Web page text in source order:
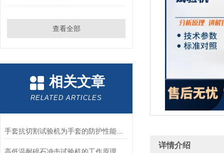
查看全部
相关文章
RELATED ARTICLES
手套抗切割试验机为手套的防护性能提供了客观数据
详情介绍